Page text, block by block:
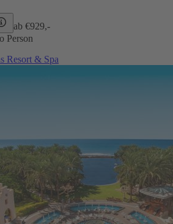
ab €929,-
Person
Resort & Spa